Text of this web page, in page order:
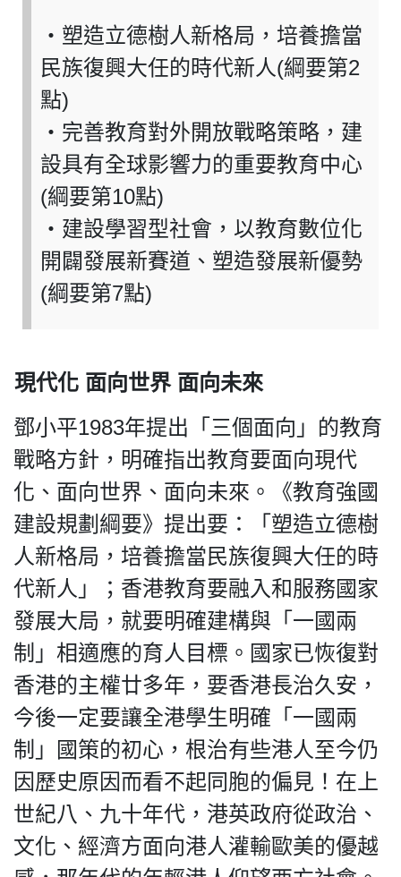
‧塑造立德樹人新格局，培養擔當
民族復興大任的時代新人(綱要第2
點)
‧完善教育對外開放戰略策略，建
設具有全球影響力的重要教育中心
(綱要第10點)
‧建設學習型社會，以教育數位化
開闢發展新賽道、塑造發展新優勢
(綱要第7點)
現代化 面向世界 面向未來
鄧小平1983年提出「三個面向」的教育
戰略方針，明確指出教育要面向現代
化、面向世界、面向未來。《教育強國
建設規劃綱要》提出要：「塑造立德樹
人新格局，培養擔當民族復興大任的時
代新人」；香港教育要融入和服務國家
發展大局，就要明確建構與「一國兩
制」相適應的育人目標。國家已恢復對
香港的主權廿多年，要香港長治久安，
今後一定要讓全港學生明確「一國兩
制」國策的初心，根治有些港人至今仍
因歷史原因而看不起同胞的偏見！在上
世紀八、九十年代，港英政府從政治、
文化、經濟方面向港人灌輸歐美的優越